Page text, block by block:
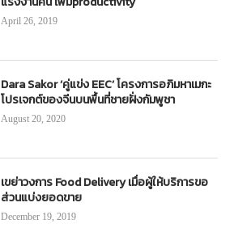
April 26, 2019
Dara Sakor ‘คู่แข่ง EEC’ โครงการอภิมหาเมกะ
โปรเจกต์ของจีนบนพื้นที่ชายฝั่งกัมพูชา
August 20, 2020
เขย่าวงการ Food Delivery เมื่อผู้ให้บริการขอ
ส่วนแบ่งยอดขาย
December 19, 2019